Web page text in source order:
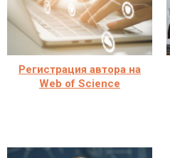
Регистрация автора на
Web of Science